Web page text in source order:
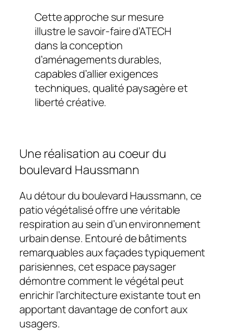
Cette approche sur mesure
illustre le savoir-faire d’ATECH
dans la conception
d’aménagements durables,
capables d’allier exigences
techniques, qualité paysagère et
liberté créative.
Une réalisation au coeur du
boulevard Haussmann
Au détour du boulevard Haussmann, ce
patio végétalisé offre une véritable
respiration au sein d’un environnement
urbain dense. Entouré de bâtiments
remarquables aux façades typiquement
parisiennes, cet espace paysager
démontre comment le végétal peut
enrichir l’architecture existante tout en
apportant davantage de confort aux
usagers.